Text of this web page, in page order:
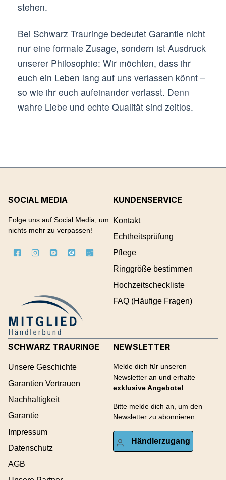
stehen.
Bei Schwarz Trauringe bedeutet Garantie nicht
nur eine formale Zusage, sondern ist Ausdruck
unserer Philosophie: Wir möchten, dass ihr
euch ein Leben lang auf uns verlassen könnt –
so wie ihr euch aufeinander verlasst. Denn
wahre Liebe und echte Qualität sind zeitlos.
SOCIAL MEDIA
Folge uns auf Social Media, um
nichts mehr zu verpassen!
KUNDENSERVICE
Kontakt
Echtheitsprüfung
Pflege
Ringgröße bestimmen
Hochzeitscheckliste
FAQ (Häufige Fragen)
SCHWARZ TRAURINGE
Unsere Geschichte
Garantien Vertrauen
Nachhaltigkeit
Garantie
Impressum
Datenschutz
AGB
NEWSLETTER
Melde dich für unseren
Newsletter an und erhalte
exklusive Angebote!
Bitte melde dich an, um den
Newsletter zu abonnieren.
Händlerzugang